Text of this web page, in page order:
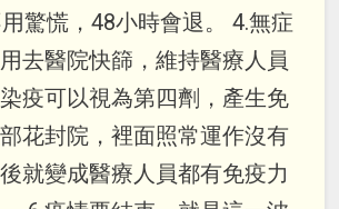
驚慌，48小時會退。 4.無症
去醫院快篩，維持醫療人員
疫可以視為第四劑，產生免
花封院，裡面照常運作沒有
就變成醫療人員都有免疫力